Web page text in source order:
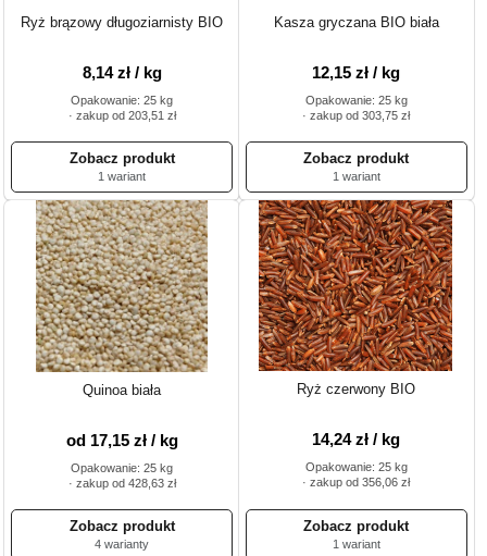
Ryż brązowy długoziarnisty BIO
8,14 zł / kg
Opakowanie: 25 kg
· zakup od 203,51 zł
1 wariant
Kasza gryczana BIO biała
12,15 zł / kg
Opakowanie: 25 kg
· zakup od 303,75 zł
1 wariant
Quinoa biała
od 17,15 zł / kg
Opakowanie: 25 kg
· zakup od 428,63 zł
4 warianty
Ryż czerwony BIO
14,24 zł / kg
Opakowanie: 25 kg
· zakup od 356,06 zł
1 wariant